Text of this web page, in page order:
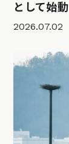
として始動
2026.07.02